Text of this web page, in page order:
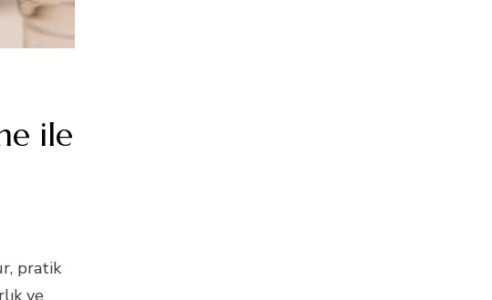
ile
pratik
ve